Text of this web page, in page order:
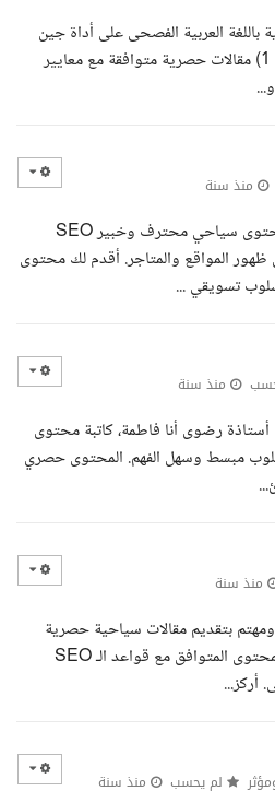
العربية الفصحى على أداة جين
رانك GuinRank لماذا تختارني 1) مقالات حصرية متوافقة مع معايير
منذ سنة
مرحبا، معك سعيد عامر، كاتب محتوى سياحي محترف وخبير SEO
المواقع والمتاجر. أقدم لك محتوى
تسويقي ...
منذ سنة
أستاذة رضوى أنا فاطمة، كاتبة محتوى
مبسط وسهل الفهم. المحتوى حصري
منذ سنة
بتقديم مقالات سياحية حصرية
ومميزة، بخبرة قوية في كتابة المحتوى المتوافق مع قواعد الـ SEO
أركز...
لم يحسب منذ سنة